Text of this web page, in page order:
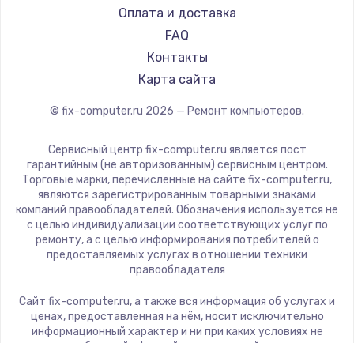
Оплата и доставка
FAQ
Контакты
Карта сайта
© fix-computer.ru 2026 — Ремонт компьютеров.
Сервисный центр fix-computer.ru является пост
гарантийным (не авторизованным) сервисным центром.
Торговые марки, перечисленные на сайте fix-computer.ru,
являются зарегистрированным товарными знаками
компаний правообладателей. Обозначения используется не
с целью индивидуализации соответствующих услуг по
ремонту, а с целью информирования потребителей о
предоставляемых услугах в отношении техники
правообладателя
Сайт fix-computer.ru, а также вся информация об услугах и
ценах, предоставленная на нём, носит исключительно
информационный характер и ни при каких условиях не